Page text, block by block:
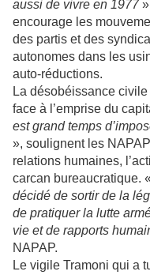
aussi de vivre en 1977
encourage les
des partis et des
autonomes dans les
auto-réductions.
La désobéissance
face à l’emprise du
est grand temps
», soulignent les
relations humaines,
carcan bureaucratique. «
décidé de sortir de la
de pratiquer la lutte
vie et de rapports
NAPAP.
Le vigile Tramoni qui a